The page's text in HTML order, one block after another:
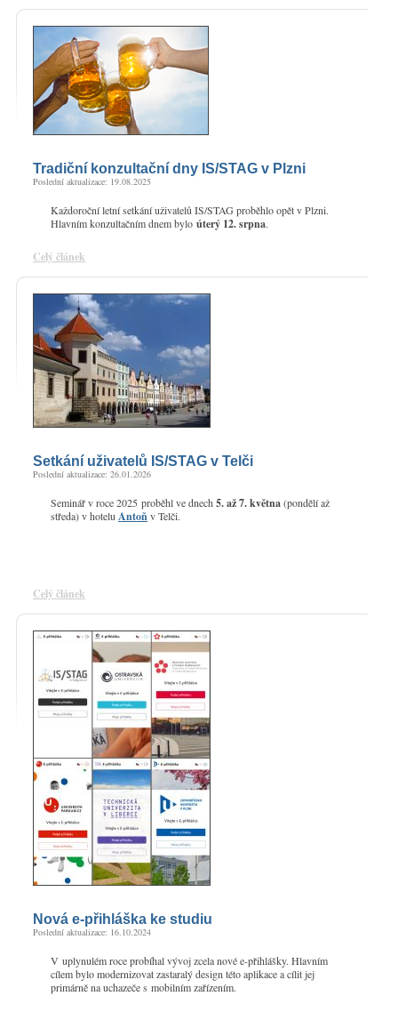
Tradiční konzultační dny IS/STAG v Plzni
Poslední aktualizace: 19.08.2025
Každoroční letní setkání uživatelů IS/STAG proběhlo opět v Plzni.
Hlavním konzultačním dnem bylo úterý 12. srpna.
Celý článek
Setkání uživatelů IS/STAG v Telči
Poslední aktualizace: 26.01.2026
Seminář v roce 2025 proběhl ve dnech 5. až 7. května(pondělí až
středa) v hotelu Antoňv Telči.
Celý článek
Nová e-přihláška ke studiu
Poslední aktualizace: 16.10.2024
V uplynulém roce probíhal vývoj zcela nové e-přihlášky. Hlavním
cílem bylo modernizovat zastaralý design této aplikace a cílit jej
primárně na uchazeče s mobilním zařízením.